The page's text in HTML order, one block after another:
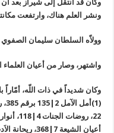
وكان قد انتقل إلى شيراز بعد
ونشر العلم هناك، وارتفعت
وولاّه السلطان سليمان الصفوي (1078 ـ 1105 هـ)
واشتهر، وصار من أعيان العلماء
وكان شديداً في ذات اللّه، أمّاراً